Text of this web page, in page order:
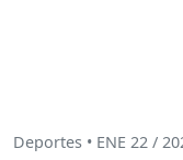
Deportes • ENE 22 /